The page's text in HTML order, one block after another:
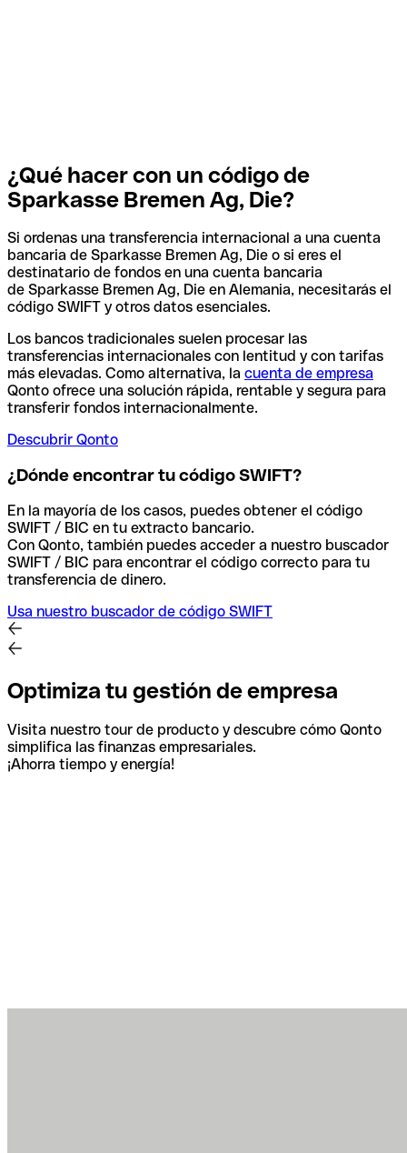
¿Qué hacer con un código de
Sparkasse Bremen Ag, Die?
Si ordenas una transferencia internacional a una cuenta
bancaria de Sparkasse Bremen Ag, Die o si eres el
destinatario de fondos en una cuenta bancaria
de Sparkasse Bremen Ag, Die en Alemania, necesitarás el
código SWIFT y otros datos esenciales.
Los bancos tradicionales suelen procesar las
transferencias internacionales con lentitud y con tarifas
más elevadas. Como alternativa, la cuenta de empresa
Qonto ofrece una solución rápida, rentable y segura para
transferir fondos internacionalmente.
Descubrir Qonto
¿Dónde encontrar tu código SWIFT?
En la mayoría de los casos, puedes obtener el código
SWIFT / BIC en tu extracto bancario.
Con Qonto, también puedes acceder a nuestro buscador
SWIFT / BIC para encontrar el código correcto para tu
transferencia de dinero.
Usa nuestro buscador de código SWIFT
Optimiza tu gestión de empresa
Visita nuestro tour de producto y descubre cómo Qonto
simplifica las finanzas empresariales.
¡Ahorra tiempo y energía!